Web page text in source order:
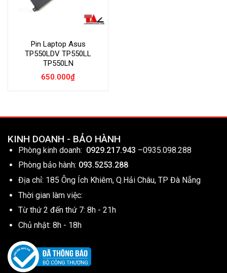
Pin Laptop Asus
TP550LDV TP550LL
TP550LN
650.000₫
KINH DOANH - BẢO HÀNH
Phòng kinh doanh: 0929.217.943 –0935.098.288
Phòng bảo hành: 093.5253.288
Địa chỉ: 185 Ông Ích Khiêm, Q.Hải Châu, TP Đà Nẵng
Thời gian làm việc:
Từ thứ 2 đến thứ 7: 8h - 21h
Chủ nhật: 8h - 18h